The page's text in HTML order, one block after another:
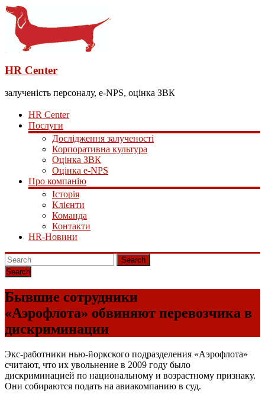
HR Center
залученість персоналу, e-NPS, оцінка ЗВК
HR Center
Послуги
Дослідження залученості
Корпоративна культура
Оцінка ЗВК
Оцінка e-NPS
Про компанію
Історія
Клієнти
Команда
Контакти
HR-Новини
Search
Бывшие сотрудники
«Аэрофлота» обвиняют перевозчика в
дискриминации
Экс-работники нью-йоркского подразделения «Аэрофлота»
считают, что их увольнение в 2009 году было
дискриминацией по национальному и возрастному признаку.
Они собираются подать на авиакомпанию в суд.